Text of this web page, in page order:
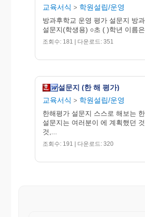
교육서식 > 학원설립/운영
방과후학교 운영 평가 설문지 방
설문지(학생용) ○초 ( )학년 이름은
조회수: 181 | 다운로드: 351
설문지 (한 해 평가)
교육서식 > 학원설립/운영
한해평가 설문지 스스로 해보는
설문지는 여러분이 에 계획했던
것,...
조회수: 191 | 다운로드: 320